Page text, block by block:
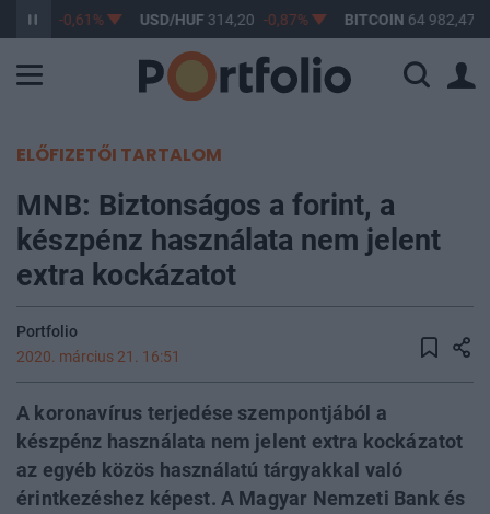
-0,61% USD/HUF314,20 -0,87% BITCOIN64 982,47
ELŐFIZETŐI TARTALOM
MNB: Biztonságos a forint, a
készpénz használata nem jelent
extra kockázatot
Portfolio
2020. március 21. 16:51
A koronavírus terjedése szempontjából a
készpénz használata nem jelent extra kockázatot
az egyéb közös használatú tárgyakkal való
érintkezéshez képest. A Magyar Nemzeti Bank és